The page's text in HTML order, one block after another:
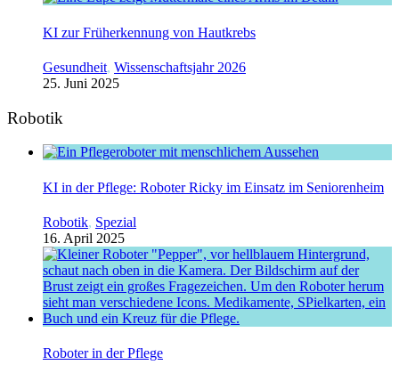
KI zur Früherkennung von Hautkrebs
Gesundheit, Wissenschaftsjahr 2026
25. Juni 2025
Robotik
KI in der Pflege: Roboter Ricky im Einsatz im Seniorenheim
Robotik, Spezial
16. April 2025
Roboter in der Pflege